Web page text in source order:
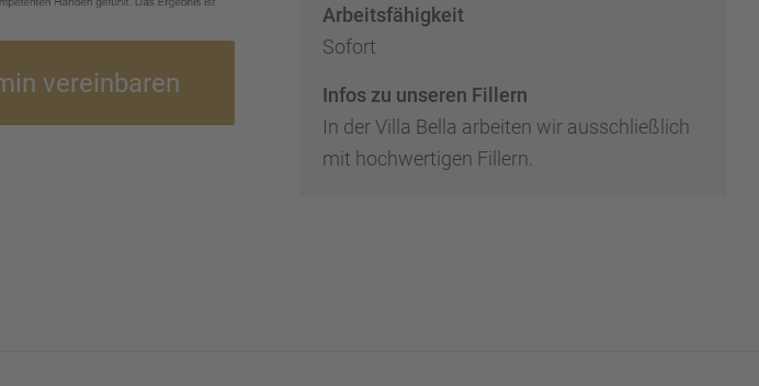
verein­ba­ren
Arbeits­fä­hig­keit
Sofort
Infos zu unseren Fillern
In der Villa Bella arbei­ten wir ausschließ­lich
mit hochwer­ti­gen Fillern.